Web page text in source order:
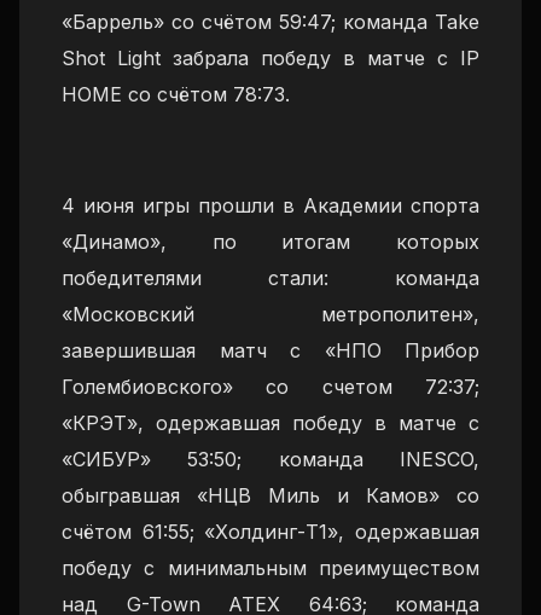
«Баррель» со счётом 59:47; команда Take
Shot Light забрала победу в матче с IP
HOME со счётом 78:73.
4 июня игры прошли в Академии спорта
«Динамо», по итогам которых
победителями стали: команда
«Московский метрополитен»,
завершившая матч с «НПО Прибор
Голембиовского» со счетом 72:37;
«КРЭТ», одержавшая победу в матче с
«СИБУР» 53:50; команда INESCO,
обыгравшая «НЦВ Миль и Камов» со
счётом 61:55; «Холдинг-Т1», одержавшая
победу с минимальным преимуществом
над G-Town ATEX 64:63; команда